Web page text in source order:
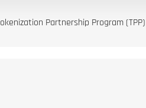
Partnership Program